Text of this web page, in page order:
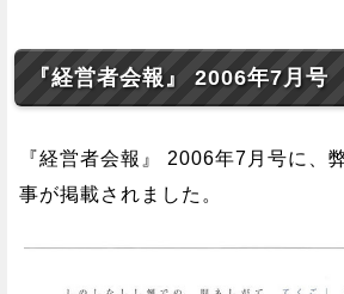
『経営者会報』 2006年7月号
『経営者会報』 2006年7月号に、
事が掲載されました。